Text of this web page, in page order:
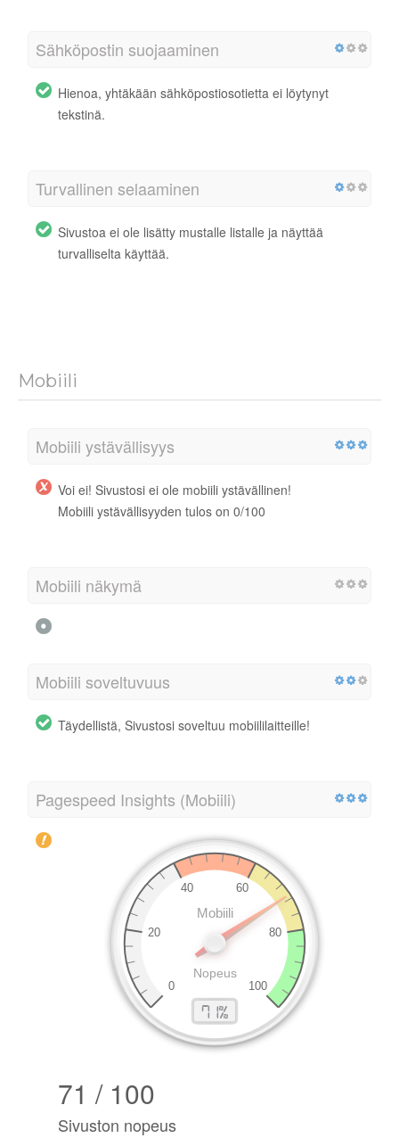
Sähköpostin suojaaminen
Hienoa, yhtäkään sähköpostiosotietta ei löytynyt
tekstinä.
Turvallinen selaaminen
Sivustoa ei ole lisätty mustalle listalle ja näyttää
turvalliselta käyttää.
Mobiili
Mobiili ystävällisyys
Voi ei! Sivustosi ei ole mobiili ystävällinen!
Mobiili ystävällisyyden tulos on 0/100
Mobiili näkymä
Mobiili soveltuvuus
Täydellistä, Sivustosi soveltuu mobiililaitteille!
Pagespeed Insights (Mobiili)
71 / 100
Sivuston nopeus